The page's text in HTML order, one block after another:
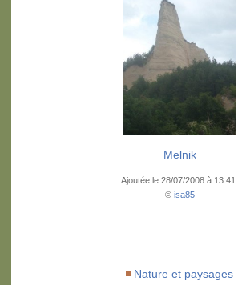
Melnik
Ajoutée le 28/07/2008 à 13:41
© isa85
Nature et paysages